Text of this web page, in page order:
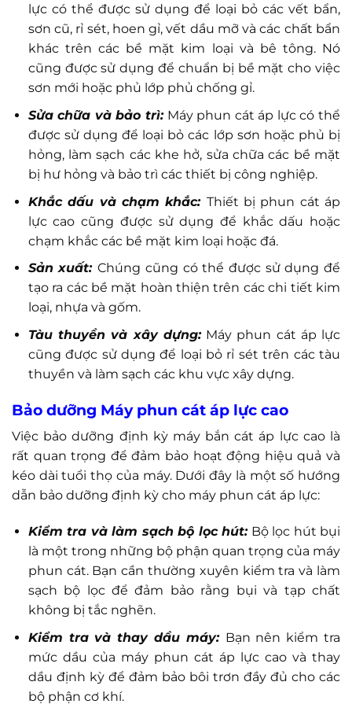
lực có thể được sử dụng để loại bỏ các vết bẩn,
sơn cũ, rỉ sét, hoen gỉ, vết dầu mỡ và các chất bẩn
khác trên các bề mặt kim loại và bê tông. Nó
cũng được sử dụng để chuẩn bị bề mặt cho việc
sơn mới hoặc phủ lớp phủ chống gỉ.
Sửa chữa và bảo trì:Máy phun cát áp lực có thể
được sử dụng để loại bỏ các lớp sơn hoặc phủ bị
hỏng, làm sạch các khe hở, sửa chữa các bề mặt
bị hư hỏng và bảo trì các thiết bị công nghiệp.
Khắc dấu và chạm khắc: Thiết bị phun cát áp
lực cao cũng được sử dụng để khắc dấu hoặc
chạm khắc các bề mặt kim loại hoặc đá.
Sản xuất:Chúng cũng có thể được sử dụng để
tạo ra các bề mặt hoàn thiện trên các chi tiết kim
loại, nhựa và gốm.
Tàu thuyền và xây dựng:Máy phun cát áp lực
cũng được sử dụng để loại bỏ rỉ sét trên các tàu
thuyền và làm sạch các khu vực xây dựng.
Bảo dưỡng Máy phun cát áp lực cao
Việc bảo dưỡng định kỳ máy bắn cát áp lực cao là
rất quan trọng để đảm bảo hoạt động hiệu quả và
kéo dài tuổi thọ của máy. Dưới đây là một số hướng
dẫn bảo dưỡng định kỳ cho máy phun cát áp lực:
Kiểm tra và làm sạch bộ lọc hút:Bộ lọc hút bụi
là một trong những bộ phận quan trọng của máy
phun cát. Bạn cần thường xuyên kiểm tra và làm
sạch bộ lọc để đảm bảo rằng bụi và tạp chất
không bị tắc nghẽn.
Kiểm tra và thay dầu máy: Bạn nên kiểm tra
mức dầu của máy phun cát áp lực cao và thay
dầu định kỳ để đảm bảo bôi trơn đầy đủ cho các
bộ phận cơ khí.